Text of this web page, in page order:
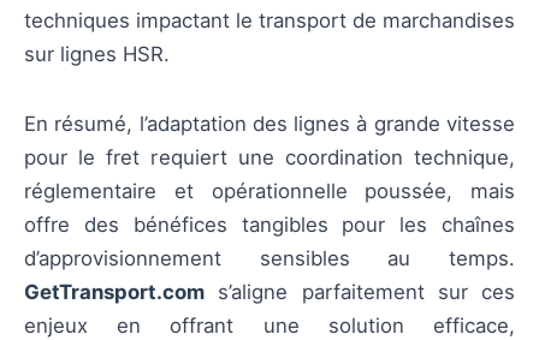
techniques impactant le transport de marchandises
sur lignes HSR.
En résumé, l’adaptation des lignes à grande vitesse
pour le fret requiert une coordination technique,
réglementaire et opérationnelle poussée, mais
offre des bénéfices tangibles pour les chaînes
d’approvisionnement sensibles au temps.
GetTransport.com s’aligne parfaitement sur ces
enjeux en offrant une solution efficace,